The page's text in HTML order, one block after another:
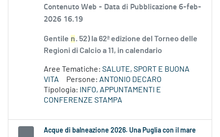
Contenuto Web - Data di Pubblicazione 6-feb-
2026 16.19
Gentile n. 52) la 62ª edizione del Torneo delle
Regioni di Calcio a 11, in calendario
Aree Tematiche: SALUTE, SPORT E BUONA
VITA
Persone: ANTONIO DECARO
Tipologia:
INFO, APPUNTAMENTI E
CONFERENZE STAMPA
Acque di balneazione 2026. Una Puglia con il mare